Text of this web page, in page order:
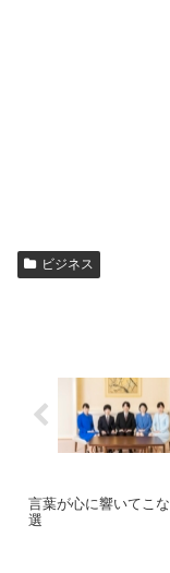
ビジネス
言葉が心に響いてこ
選